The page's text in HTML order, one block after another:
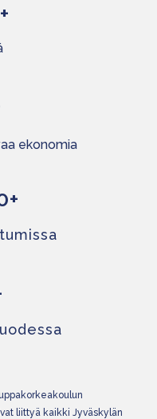
ekonomia
liittyä kaikki Jyväskylän